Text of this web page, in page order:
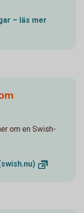
– läs mer
om en Swish-